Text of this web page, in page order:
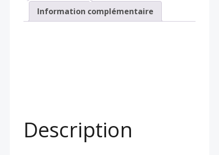
Glue-
Information complémentaire
Description